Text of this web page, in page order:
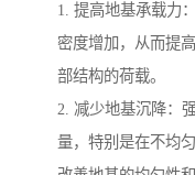
1. 提高地基承载力
密度增加，从而提
部结构的荷载。
2. 减少地基沉降：
量，特别是在不均